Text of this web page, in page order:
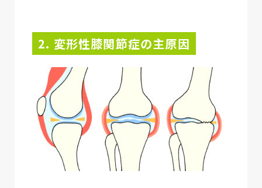
2. 変形性膝関節症の主原因